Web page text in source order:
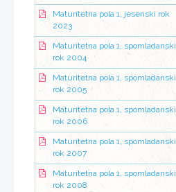
Maturitetna pola 1, jesenski rok
2023
Maturitetna pola 1, spomladanski
rok 2004
Maturitetna pola 1, spomladanski
rok 2005
Maturitetna pola 1, spomladanski
rok 2006
Maturitetna pola 1, spomladanski
rok 2007
Maturitetna pola 1, spomladanski
rok 2008